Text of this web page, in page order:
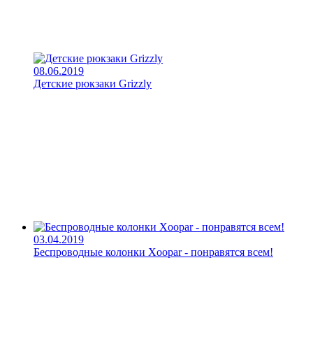
08.06.2019
Детские рюкзаки Grizzly
03.04.2019
Беспроводные колонки Xoopar - понравятся всем!